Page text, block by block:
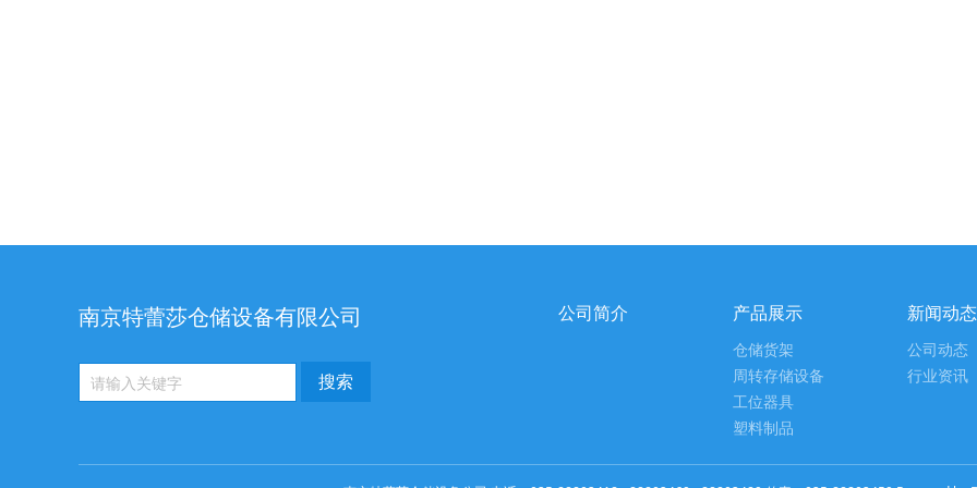
南京特蕾莎仓储设备有限公司 公司简介 产品展示
仓储货架
周转存储设备
工位器具
塑料制品
新闻动态
公司动态
行业资讯